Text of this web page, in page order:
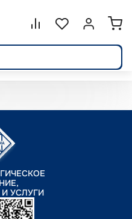
Сравнение.
СписокВойти или
УСЛУГИ